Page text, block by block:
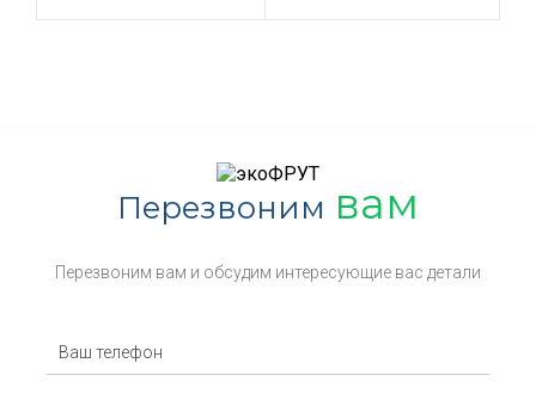
Перезвоним вам
Перезвоним вам и обсудим интересующие вас детали